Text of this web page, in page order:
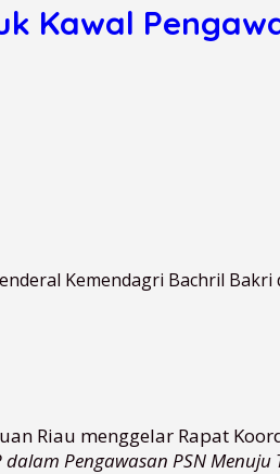
Kawal
Kemendagri Bachril
Riau menggelar Rapat
dalam Pengawasan PSN